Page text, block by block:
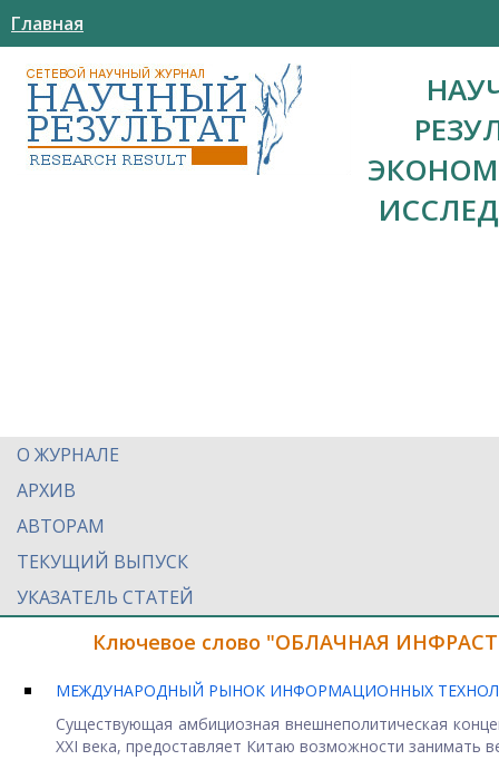
Главная
О ЖУРНАЛЕ
АРХИВ
АВТОРАМ
ТЕКУЩИЙ ВЫПУСК
УКАЗАТЕЛЬ СТАТЕЙ
Ключевое слово "ОБЛАЧНАЯ
МЕЖДУНАРОДНЫЙ РЫНОК ИНФОРМАЦИОННЫХ
Существующая амбициозная внешнеполитическая
XXI века, предоставляет Китаю возможности занимать